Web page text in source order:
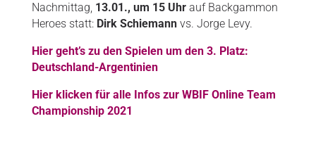
Nachmittag, 13.01., um 15 Uhrauf Backgammon
Heroes statt: Dirk Schiemannvs. Jorge Levy.
Hier geht’s zu den Spielen um den 3. Platz:
Deutschland-Argentinien
Hier klicken für alle Infos zur WBIF Online Team
Championship 2021